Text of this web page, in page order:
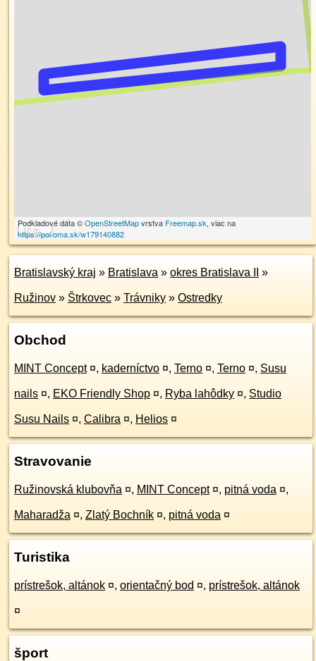
10 m
Podkladové dáta ©OpenStreetMapvrstva Freemap.sk, viac na
https://poi.oma.sk/w179140882
Bratislavský kraj » Bratislava » okres Bratislava II »
Ružinov » Štrkovec » Trávniky » Ostredky
Obchod
MINT Concept ¤, kaderníctvo ¤, Terno ¤, Terno ¤, Susu
nails ¤, EKO Friendly Shop ¤, Ryba lahôdky ¤, Studio
Susu Nails ¤, Calibra ¤, Helios ¤
Stravovanie
Ružinovská klubovňa ¤, MINT Concept ¤, pitná voda ¤,
Maharadža ¤, Zlatý Bochník ¤, pitná voda ¤
Turistika
prístrešok, altánok ¤, orientačný bod ¤, prístrešok, altánok
¤
šport